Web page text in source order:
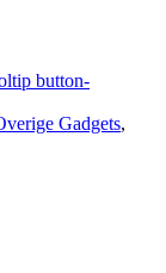
button-
Gadgets,